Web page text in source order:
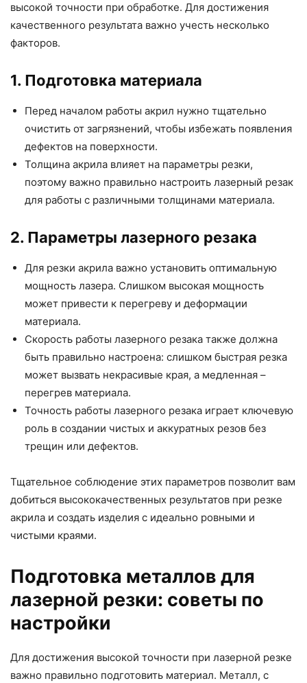
высокой точности при обработке. Для достижения
качественного результата важно учесть несколько
факторов.
1. Подготовка материала
Перед началом работы акрил нужно тщательно
очистить от загрязнений, чтобы избежать появления
дефектов на поверхности.
Толщина акрила влияет на параметры резки,
поэтому важно правильно настроить лазерный резак
для работы с различными толщинами материала.
2. Параметры лазерного резака
Для резки акрила важно установить оптимальную
мощность лазера. Слишком высокая мощность
может привести к перегреву и деформации
материала.
Скорость работы лазерного резака также должна
быть правильно настроена: слишком быстрая резка
может вызвать некрасивые края, а медленная –
перегрев материала.
Точность работы лазерного резака играет ключевую
роль в создании чистых и аккуратных резов без
трещин или дефектов.
Тщательное соблюдение этих параметров позволит вам
добиться высококачественных результатов при резке
акрила и создать изделия с идеально ровными и
чистыми краями.
Подготовка металлов для
лазерной резки: советы по
настройки
Для достижения высокой точности при лазерной резке
важно правильно подготовить материал. Металл, с